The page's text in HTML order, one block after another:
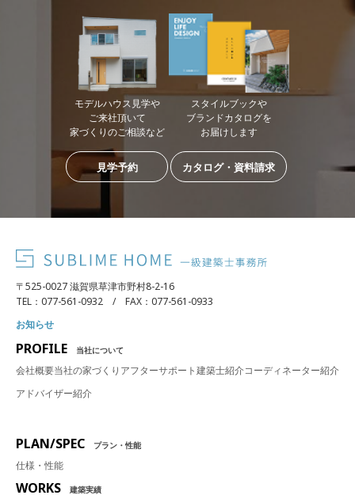
モデルハウス見学や
ご来社頂いて
家づくりのご相談など
見学予約
スタイルブックや
ブランドカタログを
お届けします
カタログ・資料請求
〒525-0027 滋賀県草津市野村8-2-16
TEL：077-561-0932 / FAX：077-561-0933
お知らせ
PROFILE 当社について
会社概要当社の家づくり アフターサポート建築士紹介コーディネーター紹介
アドバイザー紹介
PLAN/SPEC プラン・性能
仕様・性能
WORKS 建築実績